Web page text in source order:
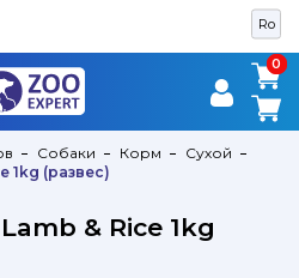
Ro
0
0
Собаки Корм
Сухой
1kg (развес)
& Rice 1kg